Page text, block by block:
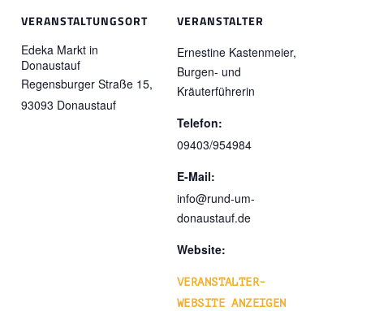
VERANSTALTUNGSORT
Edeka Markt in
Donaustauf
Regensburger Straße 15,
93093 Donaustauf
VERANSTALTER
Ernestine Kastenmeier,
Burgen- und
Kräuterführerin
Telefon:
09403/954984
E-Mail:
info@rund-um-
donaustauf.de
Website:
VERANSTALTER-
WEBSITE ANZEIGEN